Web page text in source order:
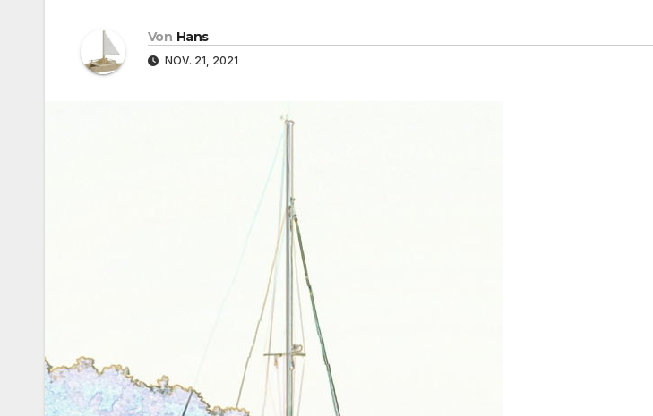
Von Hans
NOV. 21, 2021